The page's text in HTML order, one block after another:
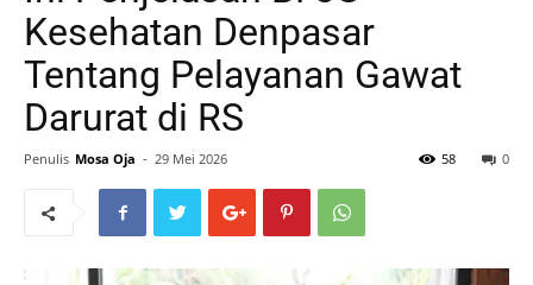
Kesehatan Denpasar
Tentang Pelayanan Gawat
Darurat di RS
Penulis Mosa Oja - 29 Mei 2026 0
58